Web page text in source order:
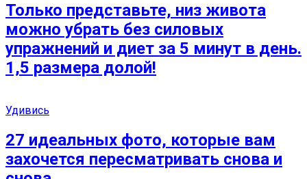
Только представьте, низ живота
можно убрать без силовых
упражнений и диет за 5 минут в день.
1,5 размера долой!
Удивись
27 идеальных фото, которые вам
захочется пересматривать снова и